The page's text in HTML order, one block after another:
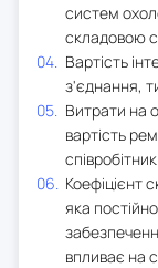
систем
складовою
Вартість
з'єднання,
Витрати на
вартість
Коефіцієнт
яка
впливає на